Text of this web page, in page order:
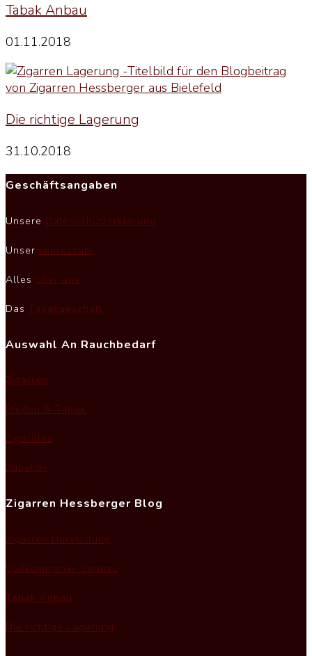
Tabak Anbau
01.11.2018
Die richtige Lagerung
31.10.2018
Geschäftsangaben
Unsere Datenschutzerklärung
Unser Impressum
Alles über uns
Das Tabakgeschäft
Auswahl An Rauchbedarf
Zigarren
Pfeifen & Tabak
Zigarillos
Zubehör
Zigarren Hessberger Blog
Zigarren Herstellung
Vollkommener Genuss
Tabak Anbau
Die richtige Lagerung